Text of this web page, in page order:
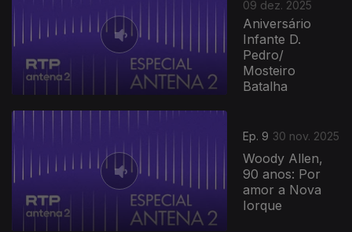
09 dez. 2025
Aniversário
Infante D.
Pedro/
Mosteiro
Batalha
Ep. 9 30 nov. 2025
Woody Allen,
90 anos: Por
amor a Nova
Iorque